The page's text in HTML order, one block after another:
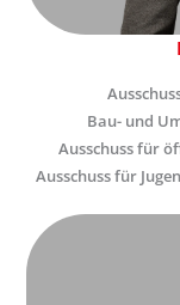
Bau- und
Ausschuss für
Ausschuss für